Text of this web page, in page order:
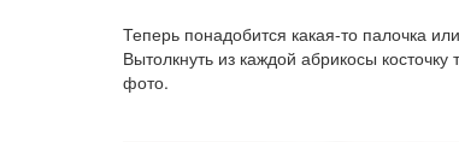
Теперь понадобится какая-то палочка
Вытолкнуть из каждой абрикосы
фото.